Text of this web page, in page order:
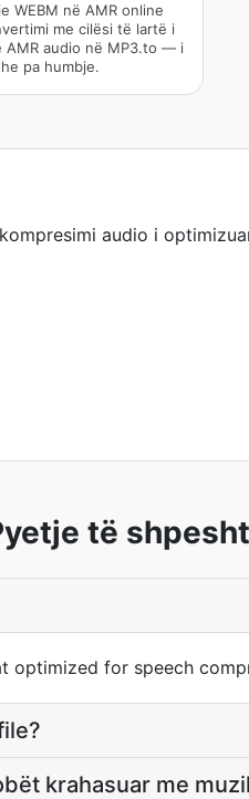
WEBM në AMR online
me cilësi të lartë i
AMR audio në MP3.to — i
pa humbje.
audio i
të
optimized for speech
krahasuar me